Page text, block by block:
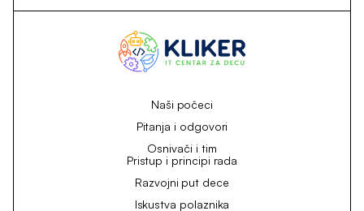
Naši počeci
Pitanja i odgovori
Osnivači i tim
Pristup i principi rada
Razvojni put dece
Iskustva polaznika